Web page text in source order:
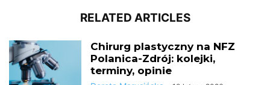
RELATED ARTICLES
Chirurg plastyczny na NFZ
Polanica-Zdrój: kolejki,
terminy, opinie